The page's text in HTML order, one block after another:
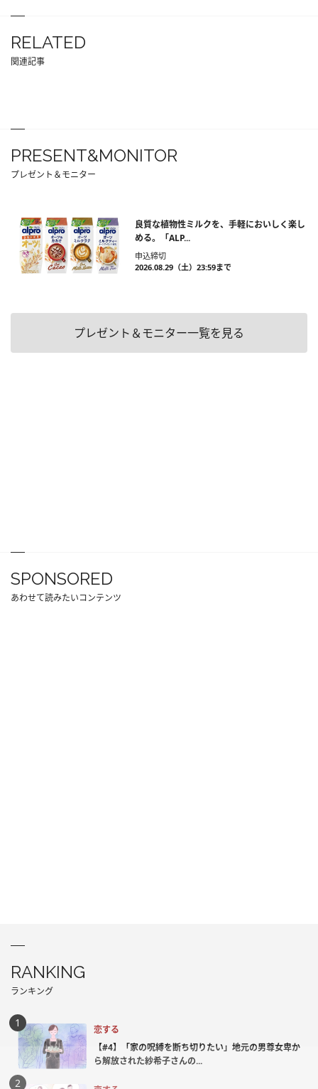
RELATED
関連記事
PRESENT&MONITOR
プレゼント＆モニター
良質な植物性ミルクを、手軽においしく楽し
める。「ALP...
申込締切
2026.08.29（土）23:59まで
プレゼント＆モニター一覧を見る
SPONSORED
あわせて読みたいコンテンツ
RANKING
ランキング
恋する
【#4】「家の呪縛を断ち切りたい」地元の男尊女卑か
ら解放された紗希子さんの...